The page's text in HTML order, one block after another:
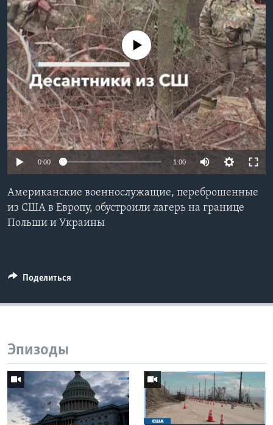
Learning English
СОЦИАЛЬНЫЕ СЕТИ
Языки
No media source currently available
0:00 1:00
Американские военнослужащие, переброшенные
из США в Европу, обустроили лагерь на границе
Польши и Украины
Поделиться
Эпизоды